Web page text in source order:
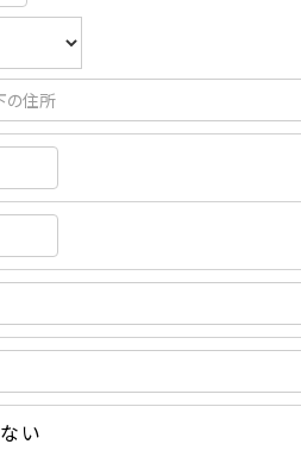
ない